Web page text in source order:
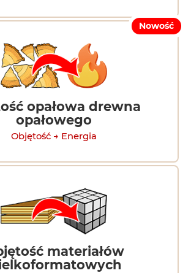
Nowość
opałowa drewna
opałowego
Objętość → Energia
materiałów